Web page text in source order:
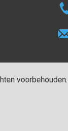
voorbehouden.